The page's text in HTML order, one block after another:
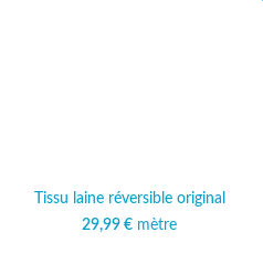
Tissu laine réversible original
29,99 € mètre